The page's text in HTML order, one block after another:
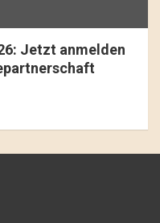
Jetzt anmelden